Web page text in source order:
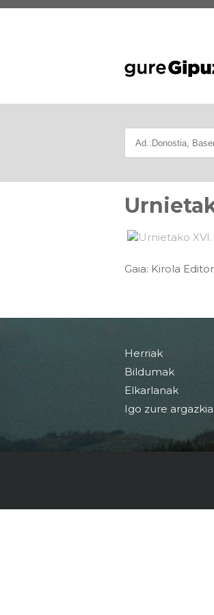
Gaia: Kirola
Herriak
Bildumak
Elkarlanak
Igo zure argazkia